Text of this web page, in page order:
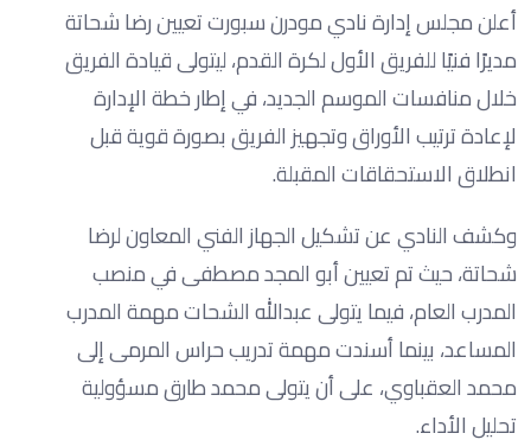
أعلن مجلس إدارة نادي مودرن سبورت تعيين رضا شحاتة
مديرًا فنيًا للفريق الأول لكرة القدم، ليتولى قيادة الفريق
خلال منافسات الموسم الجديد، في إطار خطة الإدارة
لإعادة ترتيب الأوراق وتجهيز الفريق بصورة قوية قبل
انطلاق الاستحقاقات المقبلة.
وكشف النادي عن تشكيل الجهاز الفني المعاون لرضا
شحاتة، حيث تم تعيين أبو المجد مصطفى في منصب
المدرب العام، فيما يتولى عبدالله الشحات مهمة المدرب
المساعد، بينما أسندت مهمة تدريب حراس المرمى إلى
محمد العقباوي، على أن يتولى محمد طارق مسؤولية
تحليل الأداء.